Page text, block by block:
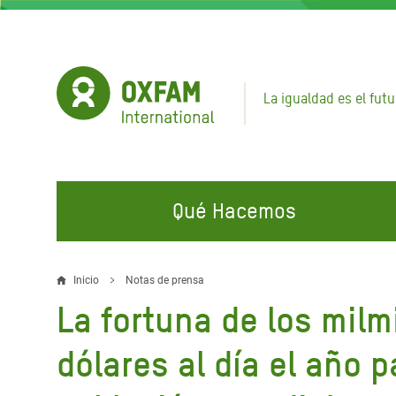
Pasar
La igualdad es el
Qué Hacemos
EN QUÉ TRABAJAMOS
Agua y Servicios de
Saneamiento
Alimentación, Crisis Climática,
Gaza
ÚNETE A NUESTRAS CAMPAÑAS
Climate Justice
Hands Off Our Spaces
Sobrescribir
enlaces
de
Inicio Notas de prensa
La fortuna de los
dólares al día el año